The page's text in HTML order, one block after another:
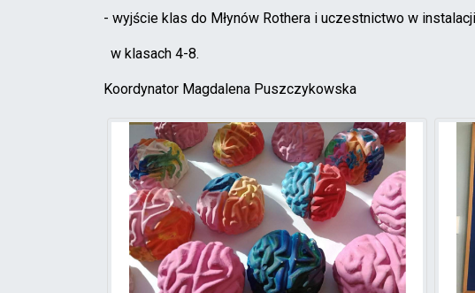
- wyjście klas do Młynów Rothera i uczestnictwo w
w klasach 4-8.
Koordynator Magdalena Puszczykowska